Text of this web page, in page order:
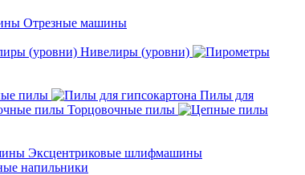
Отрезные машины
Нивелиры (уровни)
пилы
Пилы для
Торцовочные пилы
Эксцентриковые шлифмашины
напильники